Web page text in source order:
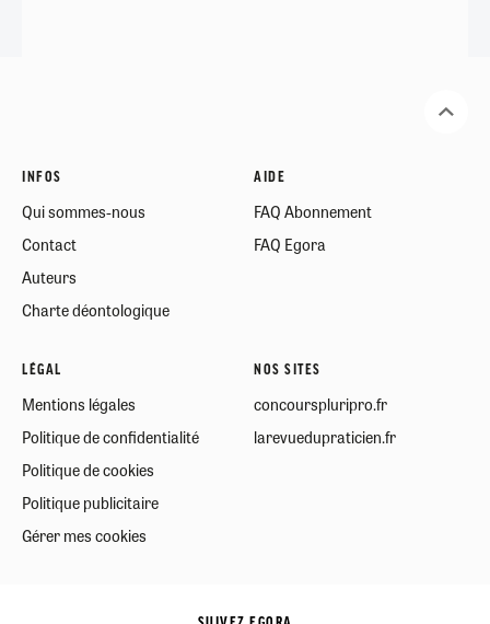
INFOS
Qui sommes-nous
Contact
Auteurs
Charte déontologique
AIDE
FAQ Abonnement
FAQ Egora
LÉGAL
Mentions légales
Politique de confidentialité
Politique de cookies
Politique publicitaire
Gérer mes cookies
NOS SITES
concourspluripro.fr
larevuedupraticien.fr